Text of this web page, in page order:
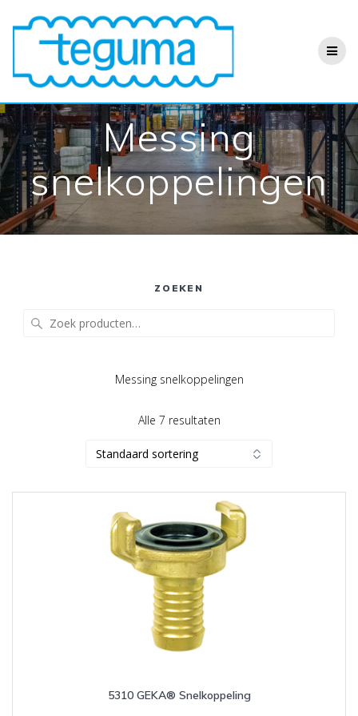
naar
de
inhoud
Messing
snelkoppelingen
ZOEKEN
Messing snelkoppelingen
Alle 7 resultaten
5310 GEKA® Snelkoppeling